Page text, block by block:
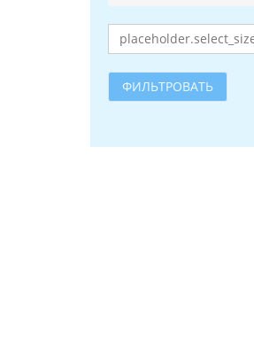
ФИЛЬТРОВАТЬ